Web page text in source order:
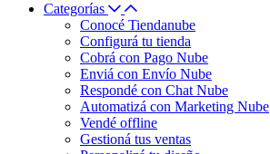
Categorías
Conocé Tiendanube
Configurá tu tienda
Cobrá con Pago Nube
Enviá con Envío Nube
Respondé con Chat Nube
Automatizá con Marketing Nube
Vendé offline
Gestioná tus ventas